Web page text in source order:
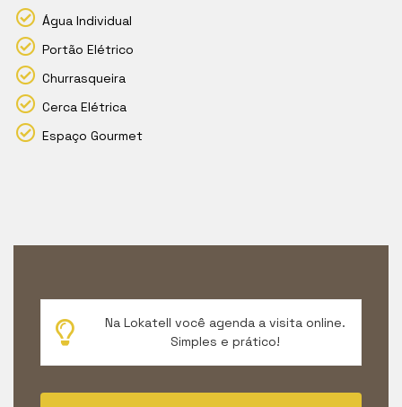
Água Individual
Portão Elétrico
Churrasqueira
Cerca Elétrica
Espaço Gourmet
Na Lokatell você agenda a visita online.
Simples e prático!